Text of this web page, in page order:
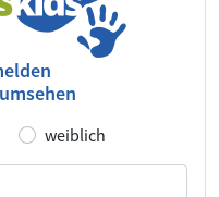
weiblich